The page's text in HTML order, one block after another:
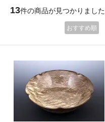
13件の商品が見つかりました
おすすめ順